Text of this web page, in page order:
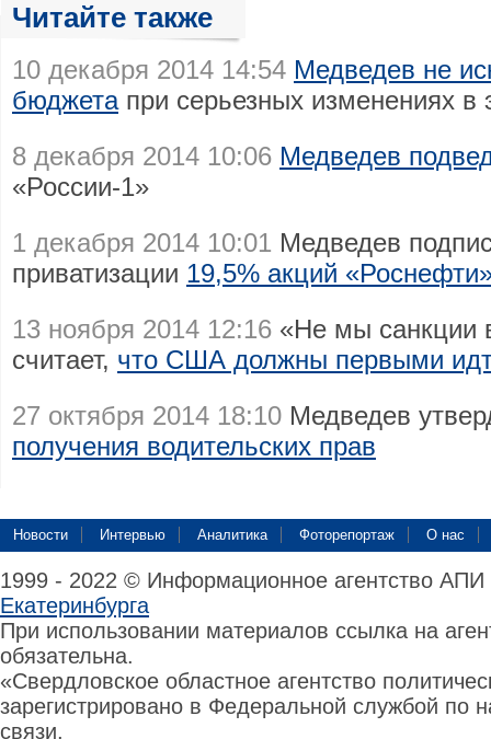
Читайте также
10 декабря 2014 14:54 Медведев не
бюджетапри серьезных изменениях в
8 декабря 2014 10:06 Медведев
«России-1»
1 декабря 2014 10:01 Медведев
приватизации 19,5% акций
13 ноября 2014 12:16 «Не мы санкции
считает, что США должны первыми
27 октября 2014 18:10 Медведев
получения водительских прав
Новости Интервью Аналитика Фоторепортаж О нас
1999 - 2022 © Информационное агентство
Екатеринбурга
При использовании материалов ссылка на
обязательна.
«Свердловское областное агентство
зарегистрировано в Федеральной службой по
связи,